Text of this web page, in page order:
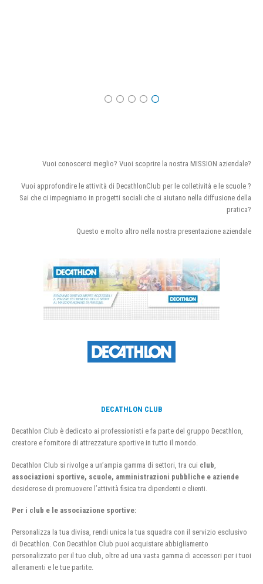
Vuoi conoscerci meglio? Vuoi scoprire la nostra MISSION aziendale?
Vuoi approfondire le attività di DecathlonClub per le colletività e le scuole ?
Sai che ci impegniamo in progetti sociali che ci aiutano nella diffusione della
pratica?
Questo e molto altro nella nostra presentazione aziendale
DECATHLON CLUB
Decathlon Club è dedicato ai professionisti e fa parte del gruppo Decathlon,
creatore e fornitore di attrezzature sportive in tutto il mondo.
Decathlon Club si rivolge a un’ampia gamma di settori, tra cui club
associazioni sportive, scuole, amministrazioni pubbliche e aziende
desiderose di promuovere l’attività fisica tra dipendenti e clienti.
Per i club e le associazione sportive:
Personalizza la tua divisa, rendi unica la tua squadra con il servizio esclusivo
di Decathlon. Con Decathlon Club puoi acquistare abbigliamento
personalizzato per il tuo club, oltre ad una vasta gamma di accessori per i tuoi
allenamenti e le tue partite.